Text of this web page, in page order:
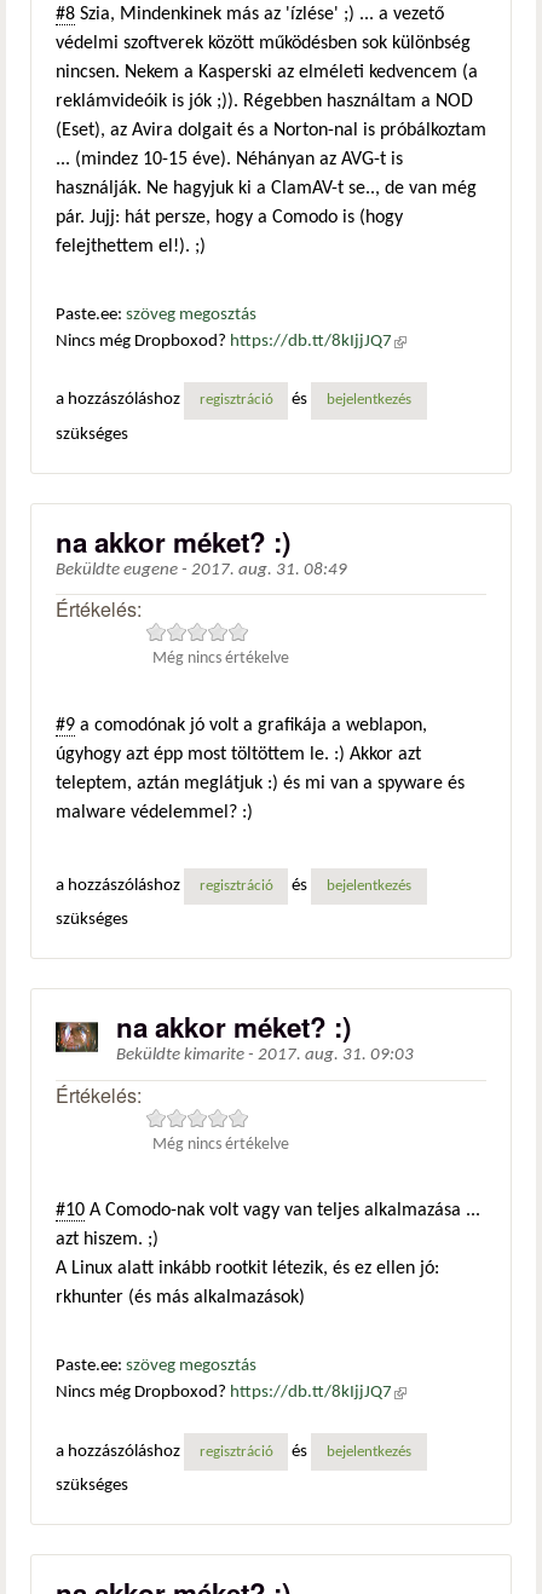
#8 Szia, Mindenkinek más az 'ízlése' ;) ... a vezető
védelmi szoftverek között működésben sok különbség
nincsen. Nekem a Kasperski az elméleti kedvencem (a
reklámvideóik is jók ;)). Régebben használtam a NOD
(Eset), az Avira dolgait és a Norton-nal is próbálkoztam
... (mindez 10-15 éve). Néhányan az AVG-t is
használják. Ne hagyjuk ki a ClamAV-t se.., de van még
pár. Jujj: hát persze, hogy a Comodo is (hogy
felejthettem el!). ;)
Paste.ee: szöveg megosztás
Nincs még Dropboxod? https://db.tt/8kIjjJQ7 (külső
a hozzászóláshoz
regisztráció és bejelentkezés
szükséges
na akkor méket? :)
Beküldte eugene - 2017. aug. 31. 08:49
Értékelés:
Még nincs értékelve
#9 a comodónak jó volt a grafikája a weblapon,
úgyhogy azt épp most töltöttem le. :) Akkor azt
teleptem, aztán meglátjuk :) és mi van a spyware és
malware védelemmel? :)
a hozzászóláshoz regisztráció és bejelentkezés
szükséges
na akkor méket? :)
Beküldte kimarite - 2017. aug. 31. 09:03
Értékelés:
Még nincs értékelve
#10 A Comodo-nak volt vagy van teljes alkalmazása ...
azt hiszem. ;)
A Linux alatt inkább rootkit létezik, és ez ellen jó:
rkhunter (és más alkalmazások)
Paste.ee: szöveg megosztás
Nincs még Dropboxod? https://db.tt/8kIjjJQ7 (külső
a hozzászóláshoz
regisztráció és bejelentkezés
szükséges